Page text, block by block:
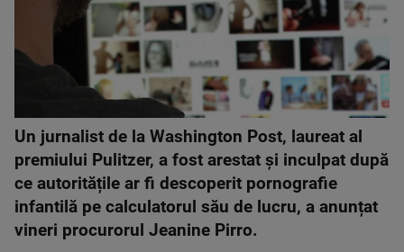
Un jurnalist de la Washington Post, laureat al
premiului Pulitzer, a fost arestat și inculpat după
ce autoritățile ar fi descoperit pornografie
infantilă pe calculatorul său de lucru, a anunțat
vineri procurorul Jeanine Pirro.